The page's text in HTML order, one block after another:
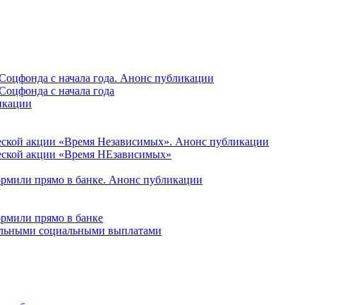
с начала года. Анонс публикации
с начала года
акции «Время Независимых». Анонс публикации
акции «Время НЕзависимых»
прямо в банке. Анонс публикации
прямо в банке
социальными выплатами